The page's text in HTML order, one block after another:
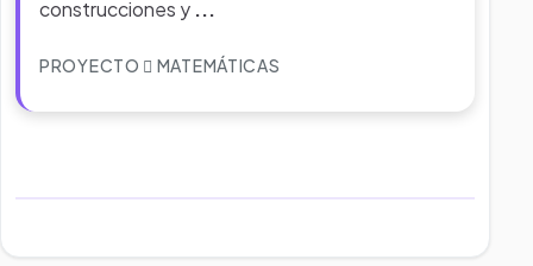
construcciones y ...
PROYECTO MATEMÁTICAS